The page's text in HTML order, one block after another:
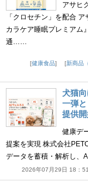
アサヒ
「クロセチン」を配合
カラケア睡眠プレミアム
通……
健康食品
新商品
犬猫
一弾
提供
健康デ
提案を実現 株式会社
データを蓄積・解析し
2026年07月29日 18：51